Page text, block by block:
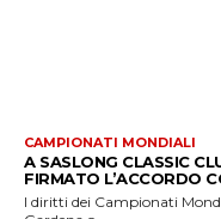
CAMPIONATI MONDIALI
A SASLONG CLASSIC
FIRMATO L’ACCORDO
I diritti dei Campionati